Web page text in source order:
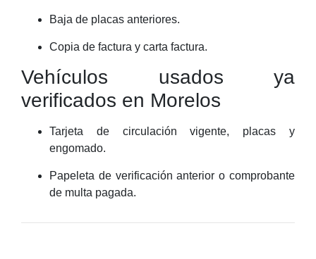
Baja de placas anteriores.
Copia de factura y carta factura.
Vehículos usados ya
verificados en Morelos
Tarjeta de circulación vigente, placas y
engomado.
Papeleta de verificación anterior o comprobante
de multa pagada.